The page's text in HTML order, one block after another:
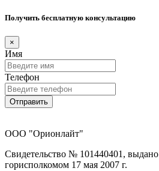
Получить бесплатную консультацию
×
Имя
Телефон
Отправить
ООО "Орионлайт"
Свидетельство № 101440401,
горисполкомом 17 мая 2007 г.